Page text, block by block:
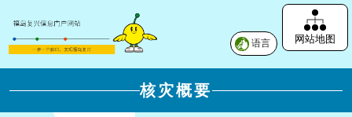
网站地图
语言
核灾概要